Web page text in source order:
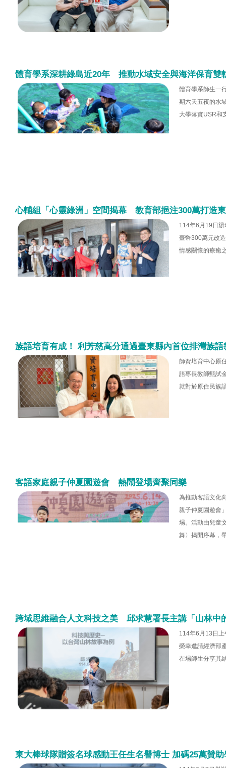
體育學系深耕綠島近20年 推動水域安全與海洋保育雙
體育學系師生一
期六天五夜的水
大學落實USR和
心輔組「心靈綠洲」空間揭幕 教育部挹注300萬打造
114年6月19日
臺幣300萬元改
情感關懷的療癒
族語培育有成！ 利芳慈高分通過臺東縣內首位排灣族語
師資培育中心原
語專長教師甄試
就對於原住民族
客語家庭親子仲夏園遊會 熱鬧登場齊聚同樂
為推動客語文化
親子仲夏園遊會
場。活動由兒童
舞〉揭開序幕，
跨域思維融合人文科技之美 邱求慧署長主講「山林中
114年6月13日
榮幸邀請經濟部
在場師生分享其
東大棒球隊贈簽名球感動王任生名譽博士 加碼25萬贊助